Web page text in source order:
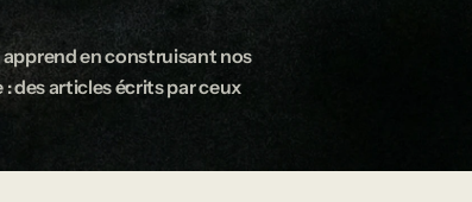
apprend en construisant nos
des articles écrits par ceux